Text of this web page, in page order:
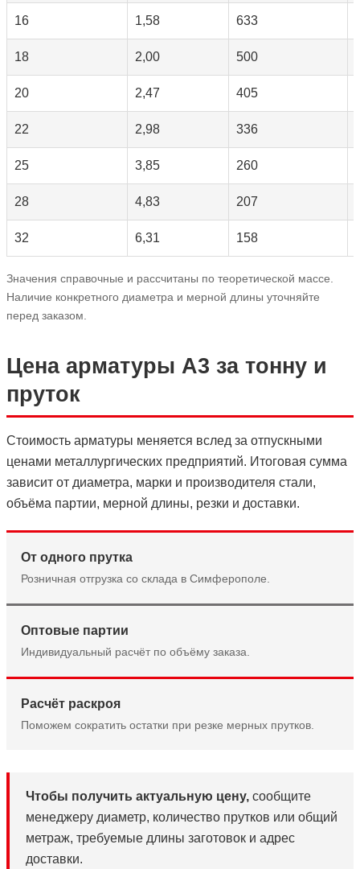
16 1,58 633
18 2,00 500
20 2,47 405
22 2,98 336
25 3,85 260
28 4,83 207
32 6,31 158
Значения справочные и рассчитаны по теоретической массе.
Наличие конкретного диаметра и мерной длины уточняйте
перед заказом.
Цена арматуры А3 за тонну и
пруток
Стоимость арматуры меняется вслед за отпускными
ценами металлургических предприятий. Итоговая сумма
зависит от диаметра, марки и производителя стали,
объёма партии, мерной длины, резки и доставки.
От одного прутка
Розничная отгрузка со склада в Симферополе.
Оптовые партии
Индивидуальный расчёт по объёму заказа.
Расчёт раскроя
Поможем сократить остатки при резке мерных прутков.
Чтобы получить актуальную цену, сообщите
менеджеру диаметр, количество прутков или общий
метраж, требуемые длины заготовок и адрес
доставки.